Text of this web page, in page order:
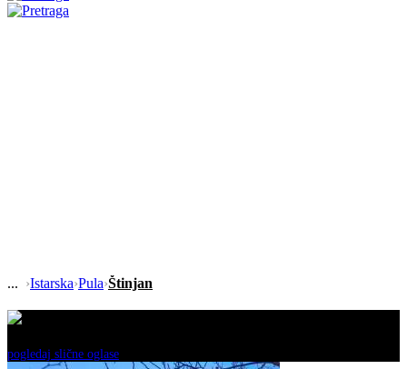
›Istarska›Pula›Štinjan
pogledaj slične oglase